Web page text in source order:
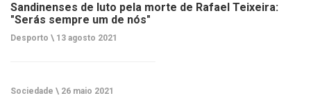
Sandinenses de luto pela morte de Rafael Teixeira:
"Serás sempre um de nós"
Desporto \ 13 agosto 2021
Sociedade \ 26 maio 2021